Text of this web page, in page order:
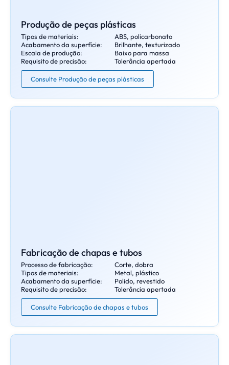
Produção de peças plásticas
Tipos de materiais:
ABS, policarbonato
Acabamento da superfície:
Brilhante, texturizado
Escala de produção:
Baixo para massa
Requisito de precisão:
Tolerância apertada
Consulte Produção de peças plásticas
Fabricação de chapas e tubos
Processo de fabricação:
Corte, dobra
Tipos de materiais:
Metal, plástico
Acabamento da superfície:
Polido, revestido
Requisito de precisão:
Tolerância apertada
Consulte Fabricação de chapas e tubos